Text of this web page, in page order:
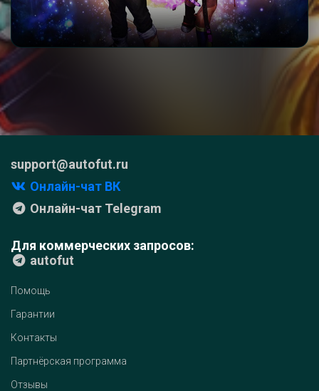
support@autofut.ru
Онлайн-чат ВК
Онлайн-чат Telegram
Для коммерческих запросов:
autofut
Помощь
Гарантии
Контакты
Партнёрская программа
Отзывы